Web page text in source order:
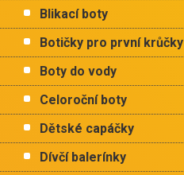
Blikací boty
Botičky pro první krůčky
Boty do vody
Celoroční boty
Dětské capáčky
Dívčí balerínky